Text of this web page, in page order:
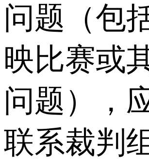
问题（包
映比赛或
问题），
联系裁判